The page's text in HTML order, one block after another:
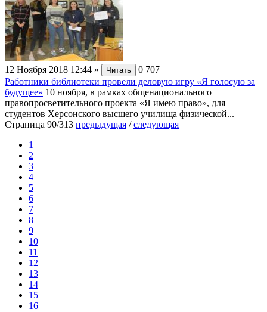
12 Ноября 2018 12:44 » Читать 0 707
Работники библиотеки провели деловую игру «Я голосую за
будущее» 10 ноября, в рамках общенационального
правопросветительного проекта «Я имею право», для
студентов Херсонского высшего училища физической...
Страница 90/313 предыдущая /следующая
1
2
3
4
5
6
7
8
9
10
11
12
13
14
15
16